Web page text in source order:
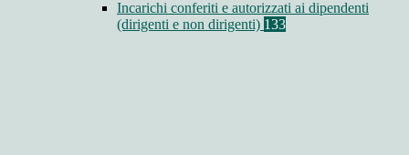
Incarichi conferiti e autorizzati ai dipendenti
(dirigenti e non dirigenti) 133